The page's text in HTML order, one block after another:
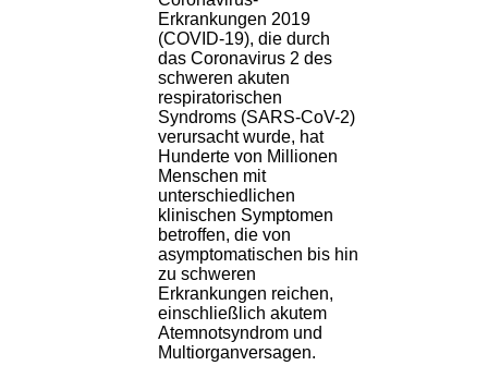
Erkrankungen 2019
(COVID-19), die durch
das Coronavirus 2 des
schweren akuten
respiratorischen
Syndroms (SARS-CoV-2)
verursacht wurde, hat
Hunderte von Millionen
Menschen mit
unterschiedlichen
klinischen Symptomen
betroffen, die von
asymptomatischen bis hin
zu schweren
Erkrankungen reichen,
einschließlich akutem
Atemnotsyndrom und
Multiorganversagen.